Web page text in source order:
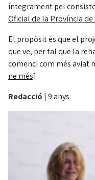
íntegrament pel
Oficial de la Província de
El propòsit és que el
que ve, per tal que la
comenci com més aviat
ne més]
Redacció | 9 anys